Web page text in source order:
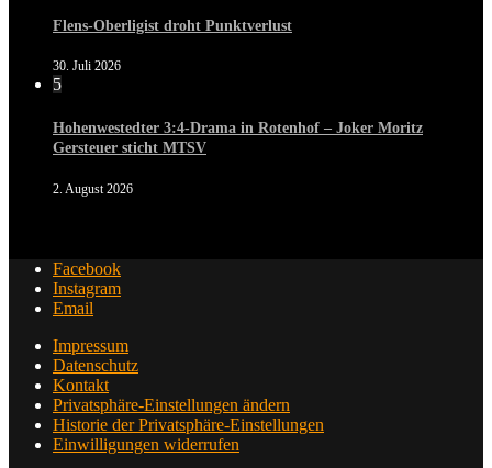
Flens-Oberligist droht Punktverlust
30. Juli 2026
5
Hohenwestedter 3:4-Drama in Rotenhof – Joker Moritz
Gersteuer sticht MTSV
2. August 2026
Facebook
Instagram
Email
Impressum
Datenschutz
Kontakt
Privatsphäre-Einstellungen ändern
Historie der Privatsphäre-Einstellungen
Einwilligungen widerrufen